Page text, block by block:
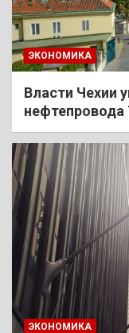
ЭКОНОМИКА
Власти Чехии
нефтепровода
ЭКОНОМИКА